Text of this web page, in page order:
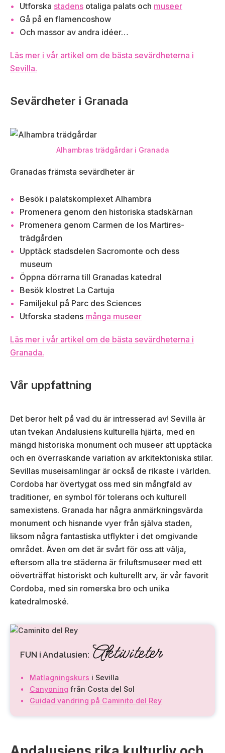
Utforska stadens otaliga palats och museer
Gå på en flamencoshow
Och massor av andra idéer…
Läs mer i vår artikel om de bästa sevärdheterna i
Sevilla.
Sevärdheter i Granada
Alhambras trädgårdar i Granada
Granadas främsta sevärdheter är
Besök i palatskomplexet Alhambra
Promenera genom den historiska stadskärnan
Promenera genom Carmen de los Martires-
trädgården
Upptäck stadsdelen Sacromonte och dess
museum
Öppna dörrarna till Granadas katedral
Besök klostret La Cartuja
Familjekul på Parc des Sciences
Utforska stadens många museer
Läs mer i vår artikel om de bästa sevärdheterna i
Granada.
Vår uppfattning
Det beror helt på vad du är intresserad av! Sevilla är
utan tvekan Andalusiens kulturella hjärta, med en
mängd historiska monument och museer att upptäcka
och en överraskande variation av arkitektoniska stilar.
Sevillas museisamlingar är också de rikaste i världen.
Cordoba har övertygat oss med sin mångfald av
traditioner, en symbol för tolerans och kulturell
samexistens. Granada har några anmärkningsvärda
monument och hisnande vyer från själva staden,
liksom några fantastiska utflykter i det omgivande
området. Även om det är svårt för oss att välja,
eftersom alla tre städerna är friluftsmuseer med ett
oöverträffat historiskt och kulturellt arv, är vår favorit
Cordoba, med sin romerska bro och unika
katedralmoské.
FUN i Andalusien: Aktiviteter
Matlagningskurs i Sevilla
Canyoning från Costa del Sol
Guidad vandring på Caminito del Rey